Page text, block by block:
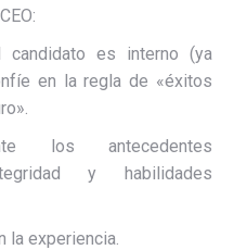
es interno (ya
en la regla de «éxitos
los antecedentes
y habilidades
la experiencia.